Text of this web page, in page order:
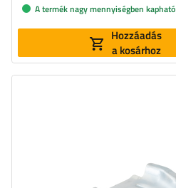
A termék nagy mennyiségben kapható
Hozzáadás
a kosárhoz